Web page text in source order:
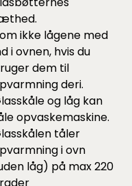
ikke lågene med
i ovnen, hvis du
dem til
deri.
og låg kan
opvaskemaskine.
tåler
i ovn
låg) på max 220